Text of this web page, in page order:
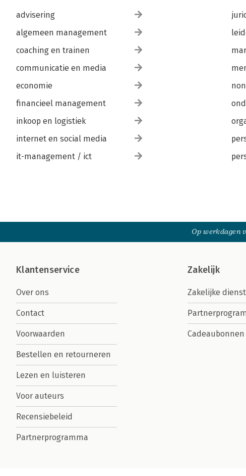
advisering
algemeen management
coaching en trainen
communicatie en media
economie
financieel management
inkoop en logistiek
internet en social media
it-management / ict
Op werkdagen
Klantenservice
Over ons
Contact
Voorwaarden
Bestellen en retourneren
Lezen en luisteren
Voor auteurs
Recensiebeleid
Partnerprogramma
Zakelijk
Zakelijke
Cadeaubonnen